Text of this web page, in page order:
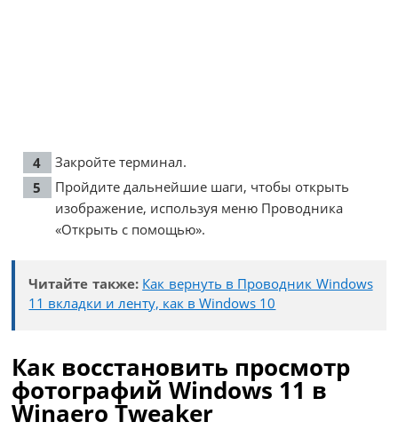
Закройте терминал.
Пройдите дальнейшие шаги, чтобы открыть
изображение, используя меню Проводника
«Открыть с помощью».
Читайте также: Как вернуть в Проводник Windows
11 вкладки и ленту, как в Windows 10
Как восстановить просмотр
фотографий Windows 11 в
Winaero Tweaker